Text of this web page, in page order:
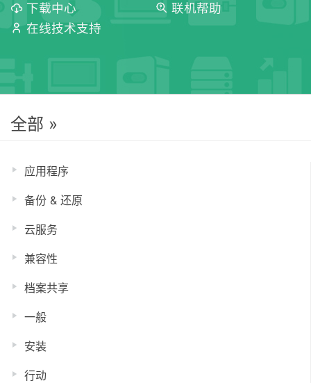
下载中心
联机帮助
在线技术支持
全部 »
应用程序
备份 & 还原
云服务
兼容性
档案共享
一般
安装
行动